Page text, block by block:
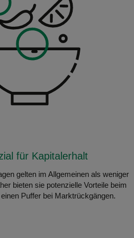
für Kapitalerhalt
gelten im Allgemeinen als weniger
bieten sie potenzielle Vorteile beim
Puffer bei Marktrückgängen.